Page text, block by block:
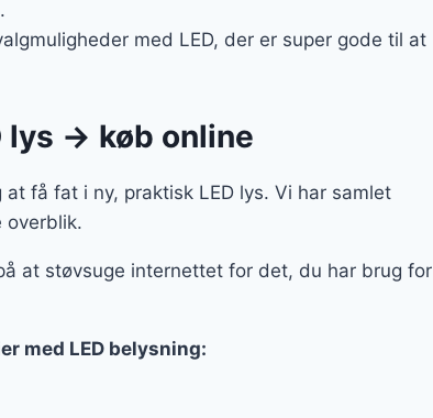
med LED, der er super gode til at
lys → køb online
få fat i ny, praktisk LED lys. Vi har samlet
overblik.
at støvsuge internettet for det, du har brug for
med LED belysning: